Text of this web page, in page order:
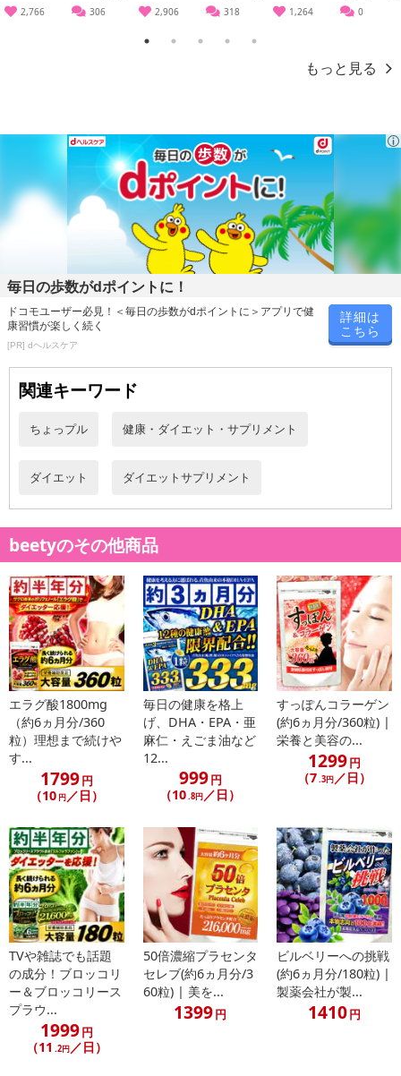
TVやCMで話題沸騰！！スーパーフード遂に原料入荷！！
栄養の宝庫「みどりむし(ユーグレナ)」
製薬会社が本気で作ったら濃すぎる緑の粒となりました
健康習慣が気になる方に◎
今注目のスーパーフード
ユーグレナ(みどりむし)とは？
ユーグレナ(みどりむし)とはワカメや昆布の仲間に分類されます。
0.05mm程のとても小さく顕微鏡でなければ確認できないほど小さ
な存在ですが、その力はとても大きく含まれる成分は人間が生活す
るうえで欠かせないビタミンからアミノ酸、ミネラルなどの成分を
豊富に含んでいると言われ更には細胞壁が無い為人間の身体に吸収
することが桁違いに良い為、豊富な栄養素を効率よく取り入れられ
ると注目されております。
2,766 306 2,906 318 1,264 0
1 2 3 4 5
もっと見る
毎日の歩数がdポイントに！
ドコモユーザー必見！＜毎日の歩数がdポイントに＞アプリで健
康習慣が楽しく続く
[PR] dヘルスケア
詳細は
こちら
関連キーワード
ちょっプル 健康・ダイエット・サプリメント
ダイエット ダイエットサプリメント
beetyのその他商品
エラグ酸1800mg
（約6ヵ月分/360
粒）理想まで続けや
す...
1799円
（10 円／日）
毎日の健康を格上
げ、DHA・EPA・亜
麻仁・えごま油など
12...
999円
（10.8円／日）
すっぽんコラーゲン
(約6ヵ月分/360粒) |
栄養と美容の...
1299円
（7.3円／日）
TVや雑誌でも話題
の成分！ブロッコリ
ー＆ブロッコリース
プラウ...
1999円
（11 .2円／日）
50倍濃縮プラセンタ
セレブ(約6ヵ月分/3
60粒) | 美を...
1399円
ビルベリーへの挑戦
(約6ヵ月分/180粒) |
製薬会社が製...
1410円